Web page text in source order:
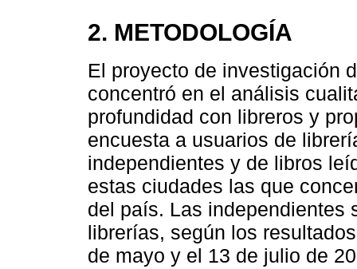
2. METODOLOGÍA
El proyecto de investigación
concentró en el análisis
profundidad con libreros y
encuesta a usuarios de
independientes y de libros
estas ciudades las que
del país. Las independientes
librerías, según los
de mayo y el 13 de julio de